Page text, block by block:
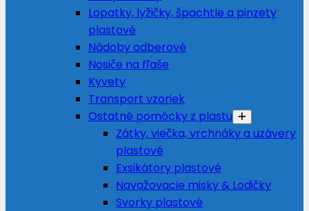
Lopatky, lyžičky, špachtle a pinzety
plastové
Nádoby odberové
Nosiče na fľaše
Kyvety
Transport vzoriek
Ostatné pomôcky z plastu
Zátky, viečka, vrchnáky a uzávery
plastové
Exsikátory plastové
Navažovacie misky & Lodičky
Svorky plastové